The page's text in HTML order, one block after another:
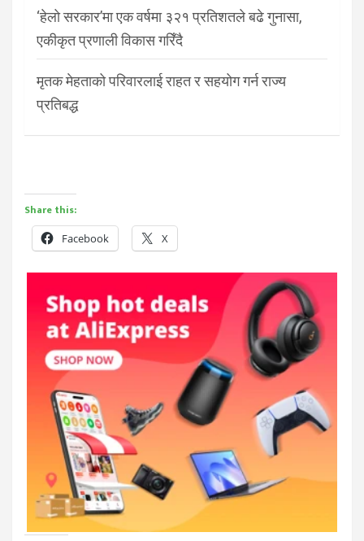
‘हेलो सरकार’मा एक वर्षमा ३२१ प्रतिशतले बढे गुनासा,
एकीकृत प्रणाली विकास गरिँदै
मृतक मेहताको परिवारलाई राहत र सहयोग गर्न राज्य
प्रतिबद्ध
Share this:
Facebook X